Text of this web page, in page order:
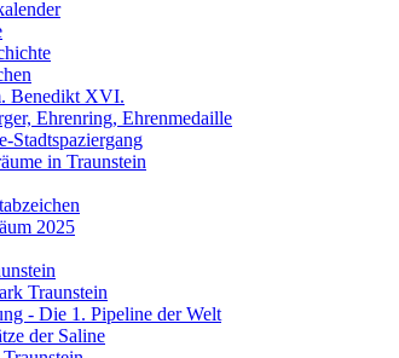
Benedikt XVI.
Ehrenring, Ehrenmedaille
Stadtspaziergang
in Traunstein
2025
Traunstein
- Die 1. Pipeline der Welt
der Saline